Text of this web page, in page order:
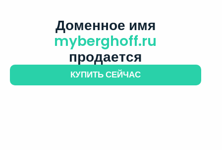
Доменное имя
myberghoff.ru
продается
КУПИТЬ СЕЙЧАС